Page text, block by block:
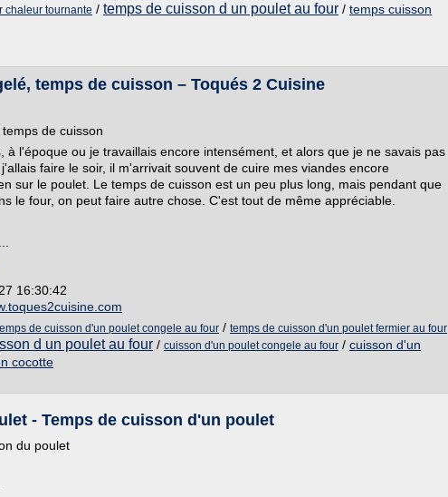
chaleur tournante / temps de cuisson d un poulet au four / temps cuisson
temps de cuisson – Toqués 2 Cuisine
de cuisson
à l'époque ou je travaillais encore intensément, et alors que je ne savais pas
faire le soir, il m'arrivait souvent de cuire mes viandes encore
sur le poulet. Le temps de cuisson est un peu plus long, mais pendant que
le four, on peut faire autre chose. C'est tout de même appréciable.
16:30:42
de cuisson d'un poulet congele au four / temps de cuisson d'un poulet fermier au four
d un poulet au four / cuisson d'un poulet congele au four / cuisson d'un
cocotte
- Temps de cuisson d'un poulet
du poulet